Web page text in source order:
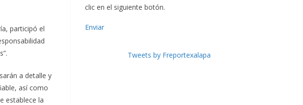
participó el
a detalle y
así como
establece la
clic en el siguiente botón.
Enviar
Tweets by Freportexalapa